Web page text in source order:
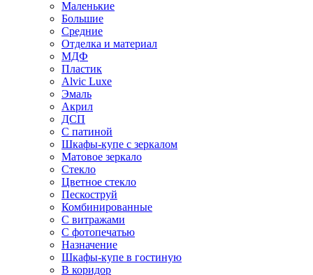
Маленькие
Большие
Средние
Отделка и материал
МДФ
Пластик
Alvic Luxe
Эмаль
Акрил
ДСП
С патиной
Шкафы-купе с зеркалом
Матовое зеркало
Стекло
Цветное стекло
Пескоструй
Комбинированные
С витражами
С фотопечатью
Назначение
Шкафы-купе в гостиную
В коридор